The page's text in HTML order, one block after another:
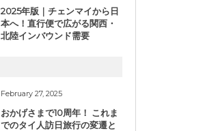
2025年版｜チェンマイから日
本へ！直行便で広がる関西・
北陸インバウンド需要
February 27, 2025
おかげさまで10周年！ これま
でのタイ人訪日旅行の変遷と